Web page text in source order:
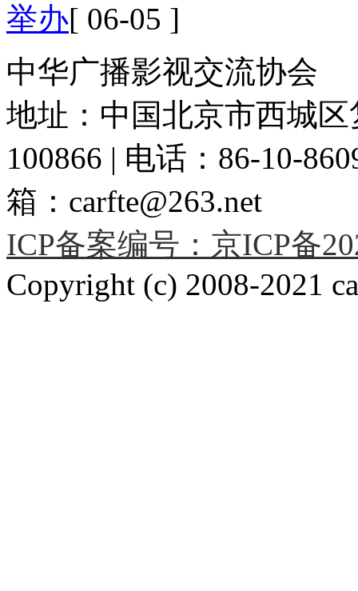
举办[ 06-05 ]
中华广播影视交流协会
地址：中国北京市西城
100866 | 电话：86-10-
箱：carfte@263.net
ICP备案编号：京ICP备
Copyright (c) 2008-2021